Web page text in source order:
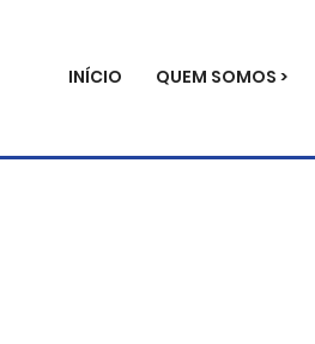
INÍCIO QUEM SOMOS >